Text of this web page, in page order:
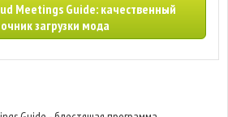
Meetings Guide: качественный
загрузки мода